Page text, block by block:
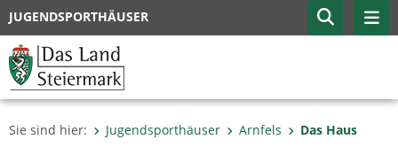
JUGENDSPORTHÄUSER
Sie sind hier: Jugendsporthäuser Arnfels Das Haus